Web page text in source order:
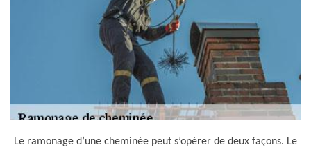
Le ramonage d’une cheminée peut s’opérer de deux façons. Le